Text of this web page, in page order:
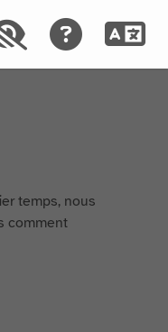
temps, nous
comment